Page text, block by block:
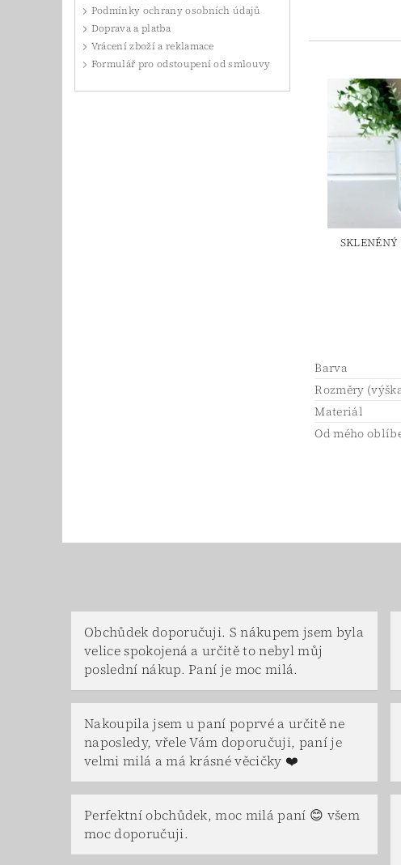
Podmínky ochrany osobních údajů
Doprava a platba
Vrácení zboží a reklamace
Formulář pro odstoupení od smlouvy
SKLENĚNÝ
Barva
Rozměry
Materiál
Od mého
Obchůdek doporučuji. S nákupem jsem byla
velice spokojená a určitě to nebyl můj
poslední nákup. Paní je moc milá.
Nakoupila jsem u paní poprvé a určitě ne
naposledy, vřele Vám doporučuji, paní je
velmi milá a má krásné věcičky ❤️
Perfektní obchůdek, moc milá paní 😊 všem
moc doporučuji.